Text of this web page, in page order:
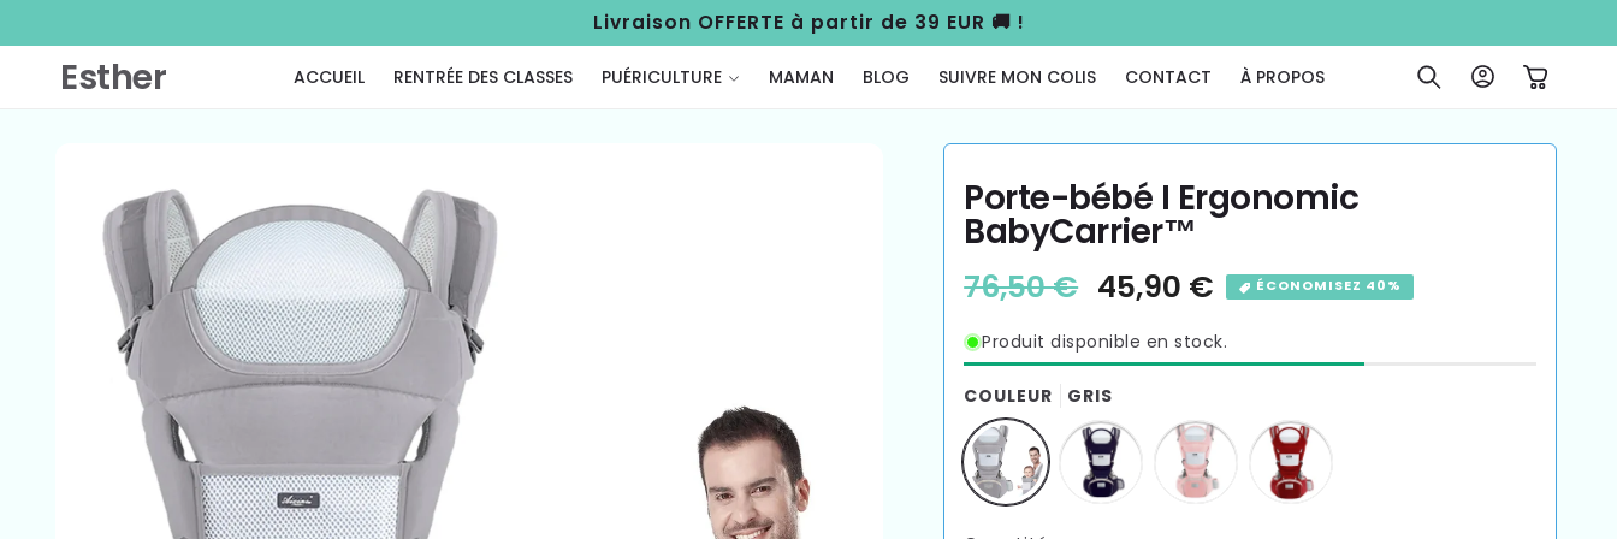
Livraison OFFERTE à partir de 39 EUR 🚚 !
Esther ACCUEIL RENTRÉE DES CLASSES PUÉRICULTURE MAMAN BLOG SUIVRE MON COLIS CONTACT À PROPOS ConnexionPanier
PRODUITS
Porte-bébé I Ergonomic
BabyCarrier™
Prix
76,50 € Prix
45,90 € ÉCONOMISEZ 40%
Produit disponible en stock.
COULEUR GRIS